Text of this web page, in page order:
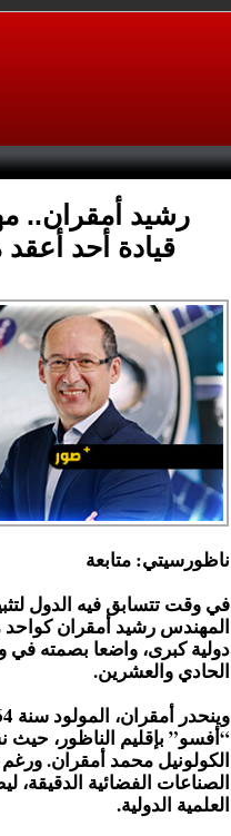
رشيد أمقران..
قيادة أحد
ناظورسيتي: متابعة
في وقت تتسابق فيه الدول
المهندس رشيد أمقران كواحد
دولية كبرى، واضعا بصمته
الحادي والعشرين.
“أفسو” بإقليم الناظور،
الكولونيل محمد أمقران.
الصناعات الفضائية
العلمية الدولية.